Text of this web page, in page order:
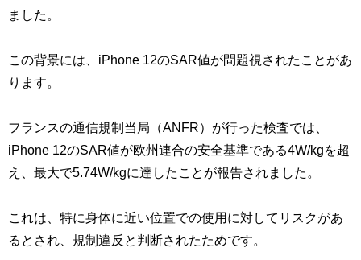
ました。
この背景には、iPhone 12のSAR値が問題視されたことがあ
ります。
フランスの通信規制当局（ANFR）が行った検査では、
iPhone 12のSAR値が欧州連合の安全基準である4W/kgを超
え、最大で5.74W/kgに達したことが報告されました。
これは、特に身体に近い位置での使用に対してリスクがあ
るとされ、規制違反と判断されたためです。